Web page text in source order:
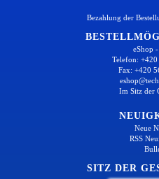
Bezahlung der
eShop
Telefon:
Fax: +420
Im Sitz der
Neue
RSS
SITZ DER